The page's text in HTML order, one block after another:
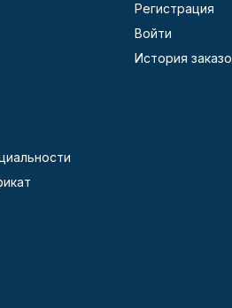
Регистрация
Войти
История